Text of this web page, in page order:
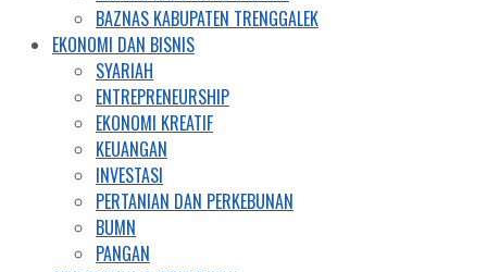
BAZNAS KABUPATEN TRENGGALEK
EKONOMI DAN BISNIS
SYARIAH
ENTREPRENEURSHIP
EKONOMI KREATIF
KEUANGAN
INVESTASI
PERTANIAN DAN PERKEBUNAN
BUMN
PANGAN